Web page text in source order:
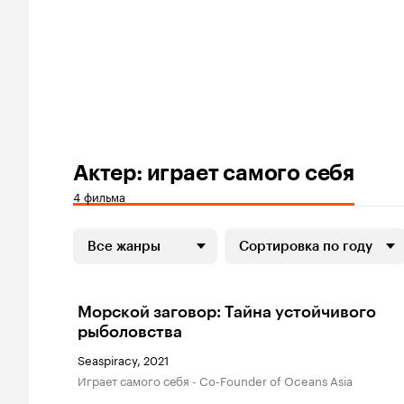
Актер: играет самого себя
4 фильма
Все жанры Сортировка по году
Морской заговор: Тайна устойчивого
рыболовства
Seaspiracy, 2021
играет самого себя - Co-Founder of Oceans Asia